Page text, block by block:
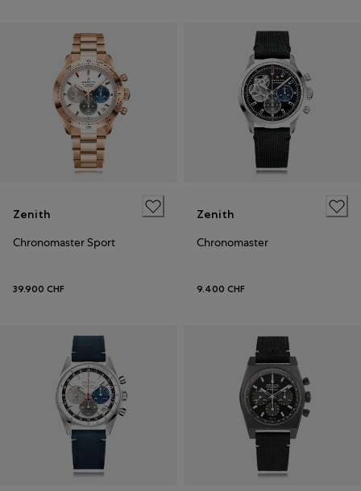
Zenith
Chronomaster Sport
39.900 CHF
Zenith
Chronomaster
9.400 CHF